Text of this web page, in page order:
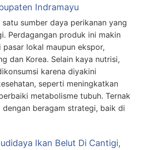
Indramayu
satu sumber daya perikanan yang
Perdagangan produk ini makin
lokal maupun ekspor,
dan Korea. Selain kaya nutrisi,
karena diyakini
seperti meningkatkan
metabolisme tubuh. Ternak
beragam strategi, baik di
Ikan Belut Di Cantigi,